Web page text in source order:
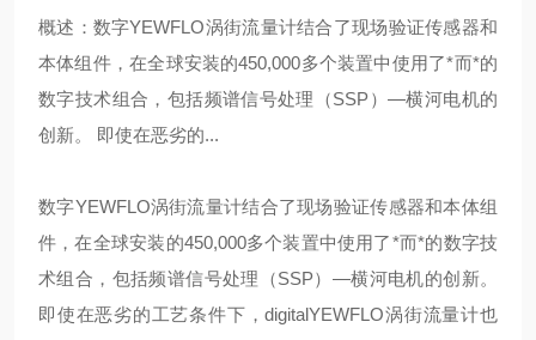
概述：数字YEWFLO涡街流量计结合了现场验证传感器和
本体组件，在全球安装的450,000多个装置中使用了*而*的
数字技术组合，包括频谱信号处理（SSP）—横河电机的
创新。 即使在恶劣的...
数字YEWFLO涡街流量计结合了现场验证传感器和本体组
件，在全球安装的450,000多个装置中使用了*而*的数字技
术组合，包括频谱信号处理（SSP）—横河电机的创新。
即使在恶劣的工艺条件下，digitalYEWFLO涡街流量计也